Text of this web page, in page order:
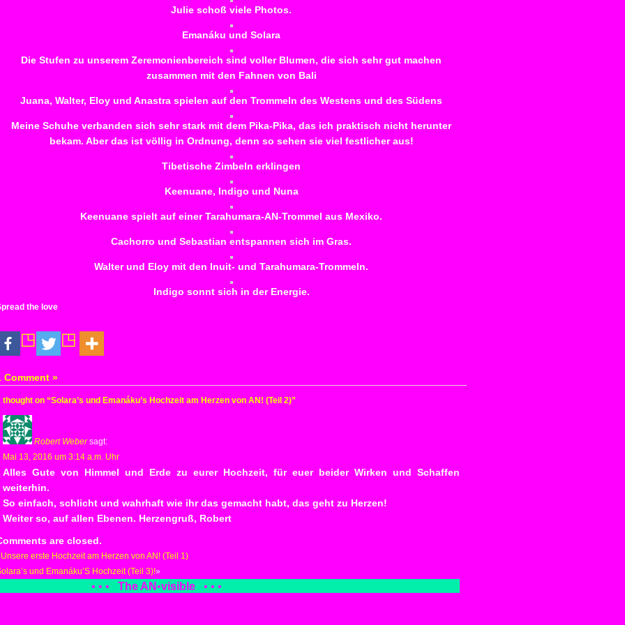
Julie schoß viele Photos.
Emanáku und Solara
Die Stufen zu unserem Zeremonienbereich sind voller Blumen, die sich sehr gut machen
zusammen mit den Fahnen von Bali
Juana, Walter, Eloy und Anastra spielen auf den Trommeln des Westens und des Südens
Meine Schuhe verbanden sich sehr stark mit dem Pika-Pika, das ich praktisch nicht herunter
bekam. Aber das ist völlig in Ordnung, denn so sehen sie viel festlicher aus!
Tibetische Zimbeln erklingen
Keenuane, Indigo und Nuna
Keenuane spielt auf einer Tarahumara-AN-Trommel aus Mexiko.
Cachorro und Sebastian entspannen sich im Gras.
Walter und Eloy mit den Inuit- und Tarahumara-Trommeln.
Indigo sonnt sich in der Energie.
the love
Comment »
thought on “Solara’s und Emanáku’s Hochzeit am Herzen von AN! (Teil 2)”
Robert Weber sagt:
Mai 13, 2016 um 3:14 a.m. Uhr
Alles Gute von Himmel und Erde zu eurer Hochzeit, für euer beider Wirken und Schaffen
weiterhin.
So einfach, schlicht und wahrhaft wie ihr das gemacht habt, das geht zu Herzen!
Weiter so, auf allen Ebenen. Herzengruß, Robert
are closed.
Unsere erste Hochzeit am Herzen von AN! (Teil 1)
und Emanáku’S Hochzeit (Teil 3)!»
• • • The AN•visible• • •